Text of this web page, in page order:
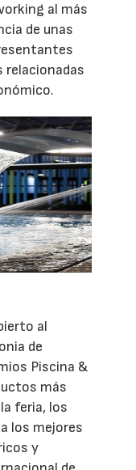
al más
de unas
al
de
Piscina &
más
feria, los
los mejores
y